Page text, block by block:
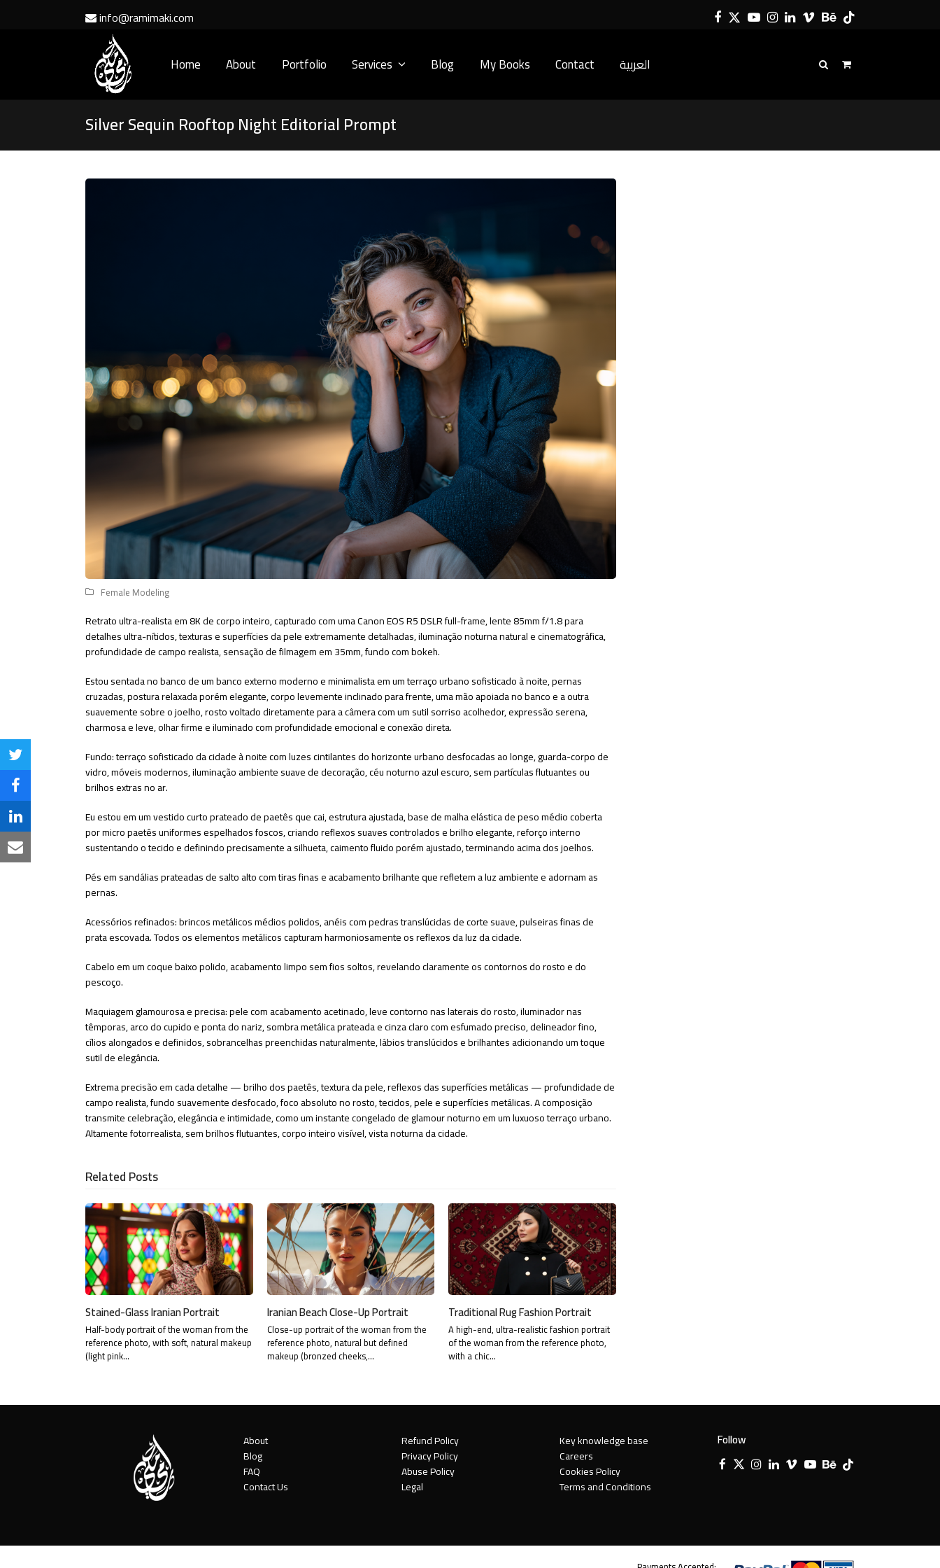
info@ramimaki.com Facebook
TwitterYouTube
Instagram
LinkedIn
VimeoBehance
Tiktok
Home About Portfolio Services Blog My Books Contact العربية
Silver Sequin Rooftop Night Editorial Prompt
Female Modeling
Retrato ultra-realista em 8K de corpo inteiro, capturado com uma Canon EOS R5 DSLR full-frame, lente 85mm f/1.8 para
detalhes ultra-nítidos, texturas e superfícies da pele extremamente detalhadas, iluminação noturna natural e cinematográfica,
profundidade de campo realista, sensação de filmagem em 35mm, fundo com bokeh.
Estou sentada no banco de um banco externo moderno e minimalista em um terraço urbano sofisticado à noite, pernas
cruzadas, postura relaxada porém elegante, corpo levemente inclinado para frente, uma mão apoiada no banco e a outra
suavemente sobre o joelho, rosto voltado diretamente para a câmera com um sutil sorriso acolhedor, expressão serena,
charmosa e leve, olhar firme e iluminado com profundidade emocional e conexão direta.
Fundo: terraço sofisticado da cidade à noite com luzes cintilantes do horizonte urbano desfocadas ao longe, guarda-corpo de
vidro, móveis modernos, iluminação ambiente suave de decoração, céu noturno azul escuro, sem partículas flutuantes ou
brilhos extras no ar.
Eu estou em um vestido curto prateado de paetês que cai, estrutura ajustada, base de malha elástica de peso médio coberta
por micro paetês uniformes espelhados foscos, criando reflexos suaves controlados e brilho elegante, reforço interno
sustentando o tecido e definindo precisamente a silhueta, caimento fluido porém ajustado, terminando acima dos joelhos.
Pés em sandálias prateadas de salto alto com tiras finas e acabamento brilhante que refletem a luz ambiente e adornam as
pernas.
Acessórios refinados: brincos metálicos médios polidos, anéis com pedras translúcidas de corte suave, pulseiras finas de
prata escovada. Todos os elementos metálicos capturam harmoniosamente os reflexos da luz da cidade.
Cabelo em um coque baixo polido, acabamento limpo sem fios soltos, revelando claramente os contornos do rosto e do
pescoço.
Maquiagem glamourosa e precisa: pele com acabamento acetinado, leve contorno nas laterais do rosto, iluminador nas
têmporas, arco do cupido e ponta do nariz, sombra metálica prateada e cinza claro com esfumado preciso, delineador fino,
cílios alongados e definidos, sobrancelhas preenchidas naturalmente, lábios translúcidos e brilhantes adicionando um toque
sutil de elegância.
Extrema precisão em cada detalhe — brilho dos paetês, textura da pele, reflexos das superfícies metálicas — profundidade de
campo realista, fundo suavemente desfocado, foco absoluto no rosto, tecidos, pele e superfícies metálicas. A composição
transmite celebração, elegância e intimidade, como um instante congelado de glamour noturno em um luxuoso terraço urbano.
Altamente fotorrealista, sem brilhos flutuantes, corpo inteiro visível, vista noturna da cidade.
Share
on
Twitter
Share
on
Facebook
Share
on
Share
Related Posts
Stained-Glass Iranian Portrait
Half-body portrait of the woman from the
reference photo, with soft, natural makeup
(light pink…
Iranian Beach Close-Up Portrait
Close-up portrait of the woman from the
reference photo, natural but defined
makeup (bronzed cheeks,…
Traditional Rug Fashion Portrait
A high-end, ultra-realistic fashion portrait
of the woman from the reference photo,
with a chic…
About
Blog
FAQ
Contact Us
Refund Policy
Privacy Policy
Abuse Policy
Legal
Key knowledge base
Careers
Cookies Policy
Terms and Conditions
Follow
Facebook
X Instagram
LinkedIn
VimeoYouTube
Behance
Tiktok